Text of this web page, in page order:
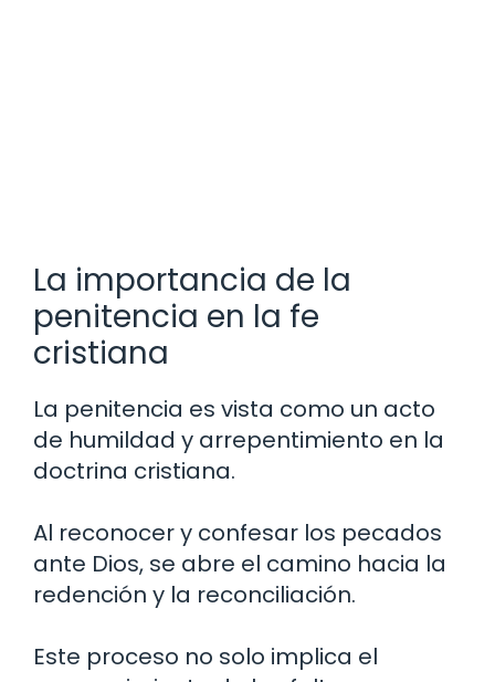
La importancia de la
penitencia en la fe
cristiana
La penitencia es vista como un acto
de humildad y arrepentimiento en la
doctrina cristiana.
Al reconocer y confesar los pecados
ante Dios, se abre el camino hacia la
redención y la reconciliación.
Este proceso no solo implica el